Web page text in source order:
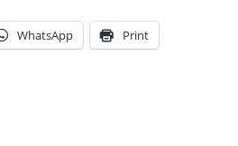
WhatsApp Print